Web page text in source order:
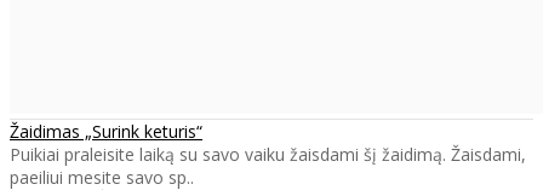
Žaidimas „Surink keturis“
Puikiai praleisite laiką su savo vaiku žaisdami šį žaidimą. Žaisdami,
paeiliui mesite savo sp..